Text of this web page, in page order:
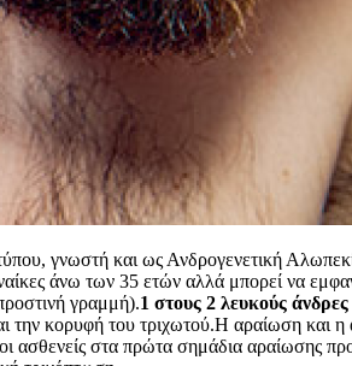
γνωστή και ως Ανδρογενετική
άνω των 35 ετών αλλά μπορεί να
γραμμή).1 στους 2 λευκούς
την κορυφή του τριχωτού.Η αραίωση και
ασθενείς στα πρώτα σημάδια αραίωσης